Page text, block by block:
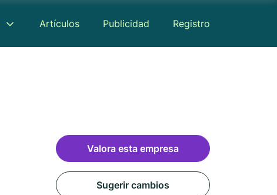
Artículos Publicidad Registro
Valora esta empresa
Sugerir cambios